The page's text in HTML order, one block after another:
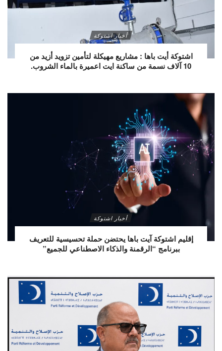
أخبار اشتوكة
اشتوكة أيت باها : مشاريع مهيكلة لتأمين تزويد أزيد من
10 آلاف نسمة من ساكنة ايت اعميرة بالماء الشروب.
أخبار اشتوكة
إقليم اشتوكة آيت باها يحتضن حملة تحسيسية للتعريف
ببرنامج “الرقمنة والذكاء الاصطناعي للجميع”